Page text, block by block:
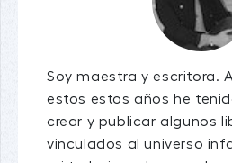
Soy maestra y escritora.
estos estos años he
crear y publicar algunos
vinculados al universo